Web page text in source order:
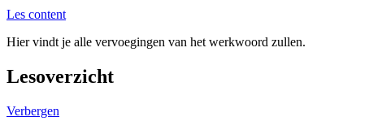
Les content
Hier vindt je alle vervoegingen van het werkwoord zullen.
Lesoverzicht
Verbergen